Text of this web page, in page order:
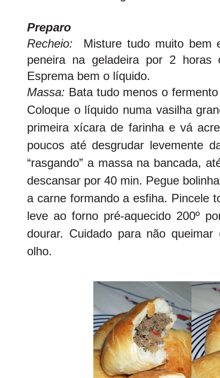
Preparo
Recheio: Misture tudo muito bem
peneira na geladeira por 2
Esprema bem o líquido.
Massa: Bata tudo menos o
Coloque o líquido numa vasilha
primeira xícara de farinha e vá
poucos até desgrudar levemente
“rasgando” a massa na bancada,
descansar por 40 min. Pegue
a carne formando a esfiha. Pincele
leve ao forno pré-aquecido 200º
dourar. Cuidado para não
olho.